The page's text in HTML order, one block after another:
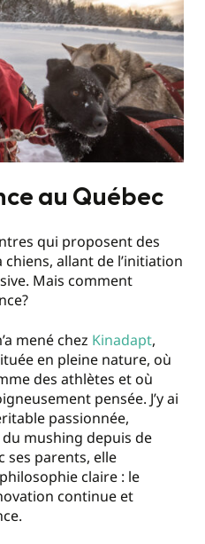
au Québec
qui proposent des
allant de l’initiation
Mais comment
mené chez Kinadapt,
en pleine nature, où
des athlètes et où
pensée. J’y ai
passionnée,
mushing depuis de
ses parents, elle
claire : le
continue et